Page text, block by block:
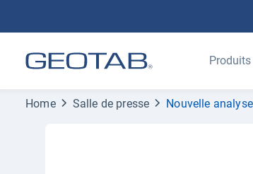
Produits
Home Salle de presse Nouvelle